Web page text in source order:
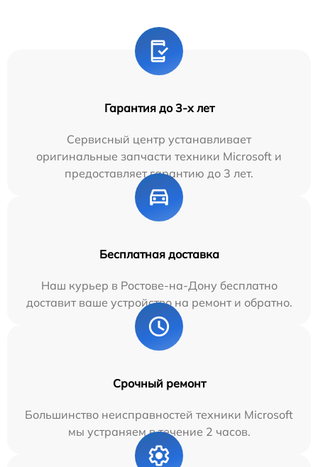
Гарантия до 3-х лет
Сервисный центр устанавливает
оригинальные запчасти техники Microsoft и
предоставляет гарантию до 3 лет.
Бесплатная доставка
Наш курьер в Ростове-на-Дону бесплатно
доставит ваше устройство на ремонт и обратно.
Срочный ремонт
Большинство неисправностей техники Microsoft
мы устраняем в течение 2 часов.